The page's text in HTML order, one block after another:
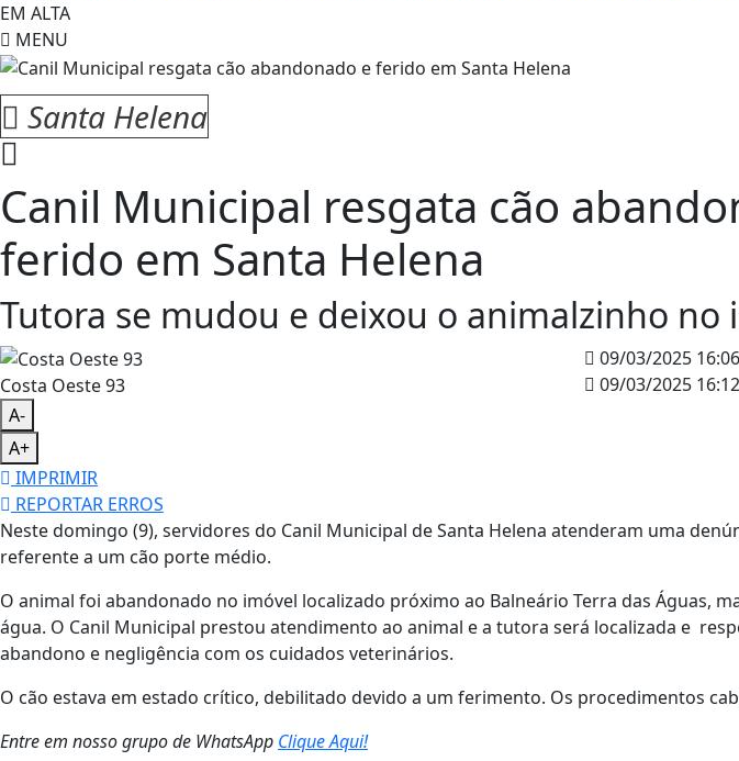
EM ALTA
MENU
Santa Helena
Canil Municipal resgata cão
ferido em Santa Helena
Tutora se mudou e deixou o animalzinho no
Costa Oeste 93
09/03/2025 16:06
09/03/2025 16:12
A-
A+
IMPRIMIR
REPORTAR ERROS
Neste domingo (9), servidores do Canil Municipal de Santa Helena atenderam uma
referente a um cão porte médio.
O animal foi abandonado no imóvel localizado próximo ao Balneário Terra das Águas,
água. O Canil Municipal prestou atendimento ao animal e a tutora será localizada e
abandono e negligência com os cuidados veterinários.
O cão estava em estado crítico, debilitado devido a um ferimento. Os procedimentos
Entre em nosso grupo de WhatsApp Clique Aqui!